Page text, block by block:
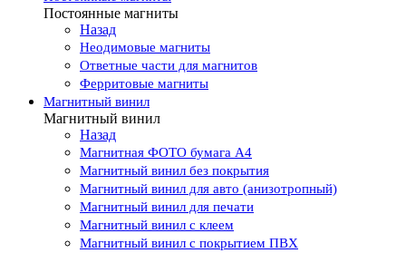
Постоянные магниты
Назад
Неодимовые магниты
Ответные части для магнитов
Ферритовые магниты
Магнитный винил
Магнитный винил
Назад
Магнитная ФОТО бумага А4
Магнитный винил без покрытия
Магнитный винил для авто (анизотропный)
Магнитный винил для печати
Магнитный винил с клеем
Магнитный винил с покрытием ПВХ